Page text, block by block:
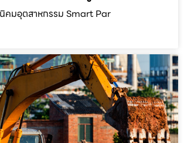
นิคมอุตสาหกรรม Smart Par